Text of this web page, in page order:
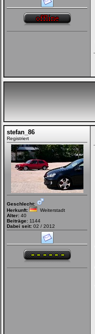
stefan_86
Registriert
Geschlecht:
Herkunft:
Weiterstadt
Alter: 40
Beiträge: 1144
Dabei seit: 02 / 2012